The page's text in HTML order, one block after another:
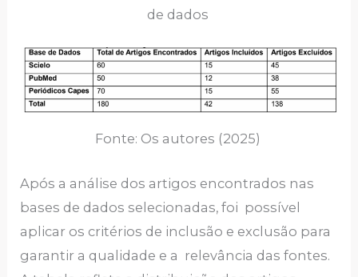
de dados
Fonte: Os autores (2025)
Após a análise dos artigos encontrados nas
bases de dados selecionadas, foi possível
aplicar os critérios de inclusão e exclusão para
garantir a qualidade e a relevância das fontes.